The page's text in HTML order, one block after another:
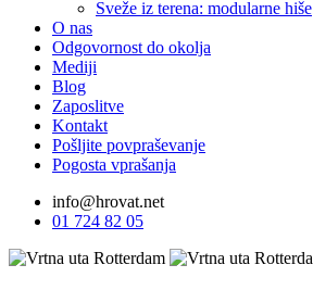
Sveže iz terena: modularne hiše
O nas
Odgovornost do okolja
Mediji
Blog
Zaposlitve
Kontakt
Pošljite povpraševanje
Pogosta vprašanja
info@hrovat.net
01 724 82 05